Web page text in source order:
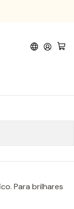
6 cores
Para brilhares